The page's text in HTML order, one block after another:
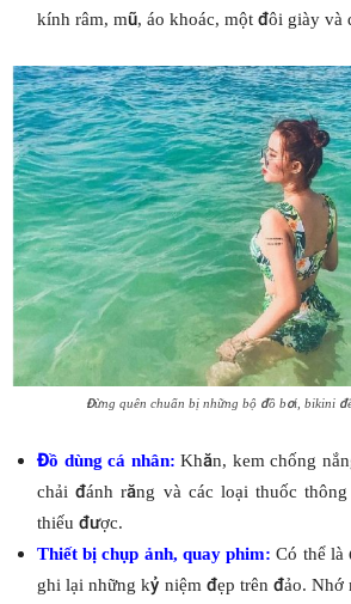
kính râm, mũ, áo khoác, một đôi giày và
Đừng quên chuẩn bị những bộ đồ bơi, bikini
Đồ dùng cá nhân:Khăn, kem chống
chải đánh răng và các loại thuốc
thiếu được.
Thiết bị chụp ảnh, quay phim:Có thể là
ghi lại những kỷ niệm đẹp trên đảo. Nhớ